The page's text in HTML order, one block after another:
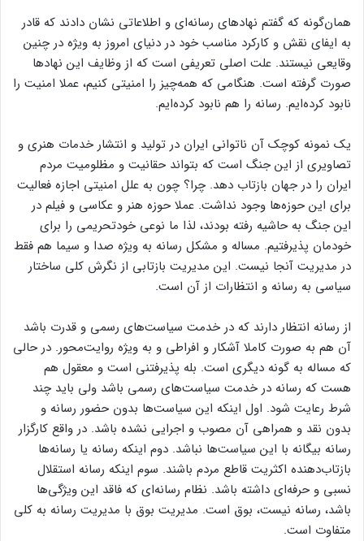
همان‌گونه که گفتم نهادهای رسانه‌ای و اطلاعاتی نشان دادند که قادر
به ایفای نقش و کارکرد مناسب خود در دنیای امروز به ویژه در چنین
وقایعی نیستند. علت اصلی تعریفی است که از وظایف این نهادها
صورت گرفته است. هنگامی که همه‌چیز را امنیتی کنیم، عملا امنیت را
نابود کرده‌ایم. رسانه را هم نابود کرده‌ایم.
یک نمونه کوچک آن ناتوانی ایران در تولید و انتشار خدمات هنری و
تصاویری از این جنگ است که بتواند حقانیت و مظلومیت مردم
ایران را در جهان بازتاب دهد. چرا؟ چون به علل امنیتی اجازه فعالیت
برای این حوزه‌ها وجود نداشت. عملا حوزه هنر و عکاسی و فیلم در
این جنگ به حاشیه رفته بودند، لذا ما نوعی خودتحریمی را برای
خودمان پذیرفتیم. مساله و مشکل رسانه به ویژه صدا و سیما هم فقط
در مدیریت آنجا نیست. این مدیریت بازتابی از نگرش کلی ساختار
سیاسی به رسانه و انتظارات از آن است.
از رسانه انتظار دارند که در خدمت سیاست‌های رسمی و قدرت باشد
آن هم به صورت کاملا آشکار و افراطی و به ویژه روایت‌محور. در حالی
که مساله به گونه دیگری است. بله پذیرفتنی است و معقول هم
هست که رسانه در خدمت سیاست‌های رسمی باشد ولی باید چند
شرط رعایت شود. اول اینکه این سیاست‌ها بدون حضور رسانه و
بدون نقد و همراهی آن مصوب و اجرایی نشده باشد. در واقع کارگزار
رسانه بیگانه با این سیاست‌ها نباشد. دوم اینکه رسانه یا رسانه‌ها
بازتاب‌دهنده اکثریت قاطع مردم باشند. سوم اینکه رسانه استقلال
نسبی و حرفه‌ای داشته باشد. نظام رسانه‌ای که فاقد این ویژگی‌ها
باشد، رسانه نیست، بوق است. مدیریت بوق با مدیریت رسانه به کلی
متفاوت است.